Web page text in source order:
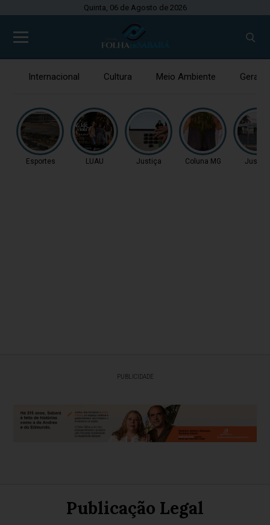
Quinta, 06 de Agosto de 2026
Internacional Cultura Meio Ambiente Gerais
Esportes LUAU Justiça Coluna MG Justiça
PUBLICIDADE
Publicação Legal